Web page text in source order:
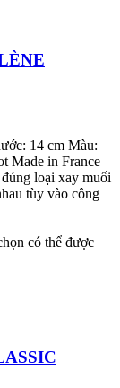
14 cm Màu:
Made in France
loại xay muối
tùy vào công
có thể được